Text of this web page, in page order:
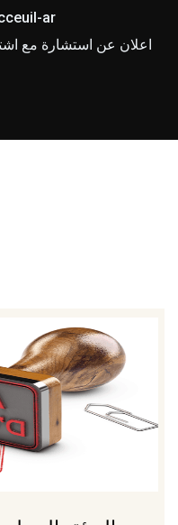
ar
اعلان عن استشارة مع اشتراط